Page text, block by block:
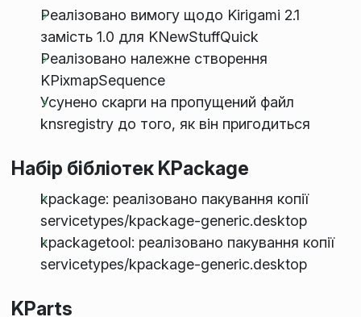
Реалізовано вимогу щодо Kirigami 2.1
замість 1.0 для KNewStuffQuick
Реалізовано належне створення
KPixmapSequence
Усунено скарги на пропущений файл
knsregistry до того, як він пригодиться
Набір бібліотек KPackage
kpackage: реалізовано пакування копії
servicetypes/kpackage-generic.desktop
kpackagetool: реалізовано пакування копії
servicetypes/kpackage-generic.desktop
KParts